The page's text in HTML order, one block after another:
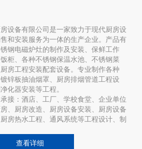
备有限公司是一家致力于现代厨房设
和安装服务为一体的生产企业。产品有
钢电磁炉灶的制作及安装、保鲜工作
柜、各种不锈钢保温水池、不锈钢菜
房工程安装配套设备。专业制作各种
锌板抽油烟罩、厨房排烟管道工程设
化器安装等工程。
：酒店、工厂、学校食堂、企业单位
、厨房改造、厨房设备安装、厨房设备
房热水工程、通风系统等工程设计、制
查看详细